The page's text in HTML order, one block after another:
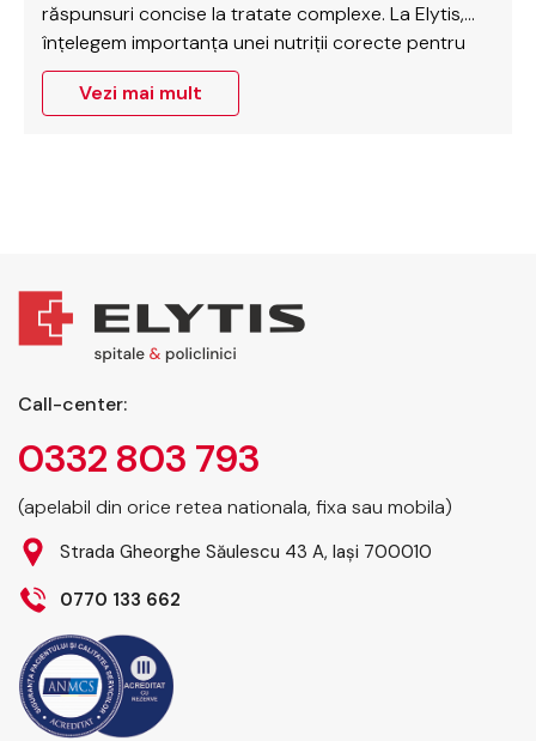
răspunsuri concise la tratate complexe. La Elytis,
înțelegem importanța unei nutriții corecte pentru
sănătatea generală și, în special, în managementul
afecțiunilor metabolice precum diabetul.
Vezi mai mult
Call-center:
0332 803 793
(apelabil din orice retea nationala, fixa sau mobila)
Strada Gheorghe Săulescu 43 A, Iași 700010
0770 133 662